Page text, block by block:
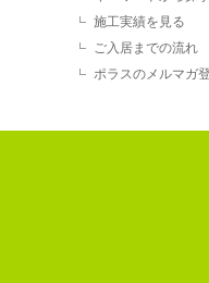
施工実績を見る
ご入居までの流れ
ポラスのメルマガ